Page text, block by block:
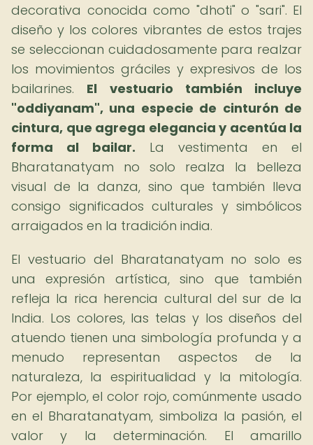
decorativa conocida como "dhoti" o "sari". El
diseño y los colores vibrantes de estos trajes
se seleccionan cuidadosamente para realzar
los movimientos gráciles y expresivos de los
bailarines. El vestuario también incluye
"oddiyanam", una especie de cinturón de
cintura, que agrega elegancia y acentúa la
forma al bailar. La vestimenta en el
Bharatanatyam no solo realza la belleza
visual de la danza, sino que también lleva
consigo significados culturales y simbólicos
arraigados en la tradición india.
El vestuario del Bharatanatyam no solo es
una expresión artística, sino que también
refleja la rica herencia cultural del sur de la
India. Los colores, las telas y los diseños del
atuendo tienen una simbología profunda y a
menudo representan aspectos de la
naturaleza, la espiritualidad y la mitología.
Por ejemplo, el color rojo, comúnmente usado
en el Bharatanatyam, simboliza la pasión, el
valor y la determinación. El amarillo